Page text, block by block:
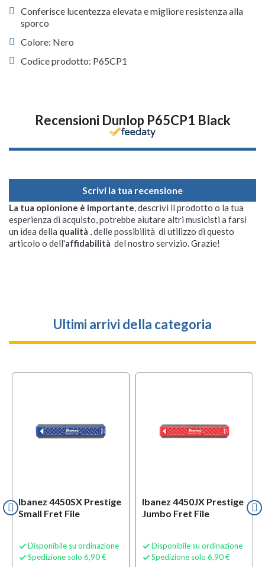
Conferisce lucentezza elevata e migliore resistenza alla
sporco
Colore: Nero
Codice prodotto: P65CP1
Recensioni Dunlop P65CP1 Black
Scrivi la tua recensione
La tua opionione è importante, descrivi il prodotto o la tua
esperienza di acquisto, potrebbe aiutare altri musicisti a farsi
un idea della qualità , delle possibilità di utilizzo di questo
articolo o dell'affidabilità del nostro servizio. Grazie!
Ultimi arrivi della categoria
Ibanez 4450SX Prestige
Small Fret File
 Disponibile su ordinazione
 Spedizione solo 6,90 €
Ibanez 4450JX Prestige
Jumbo Fret File
 Disponibile su ordinazione
 Spedizione solo 6,90 €